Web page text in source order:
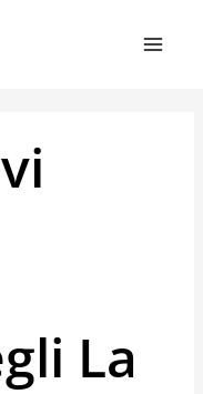
La